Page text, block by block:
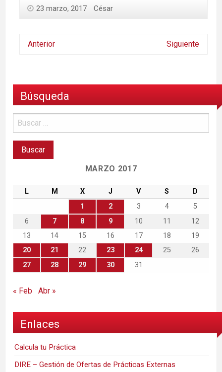
23 marzo, 2017 César
Anterior Siguiente
Búsqueda
MARZO 2017
L M X J V S
D
1
2 3 4
5
6
7 8 9 10 11
12
13
14 15 16 17 18
19
20
21 22 23 24 25
26
27
28 29 30 31
« Feb Abr »
Enlaces
Calcula tu Práctica
DIRE – Gestión de Ofertas de Prácticas Externas